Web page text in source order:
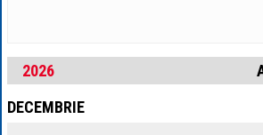
2026
DECEMBRIE